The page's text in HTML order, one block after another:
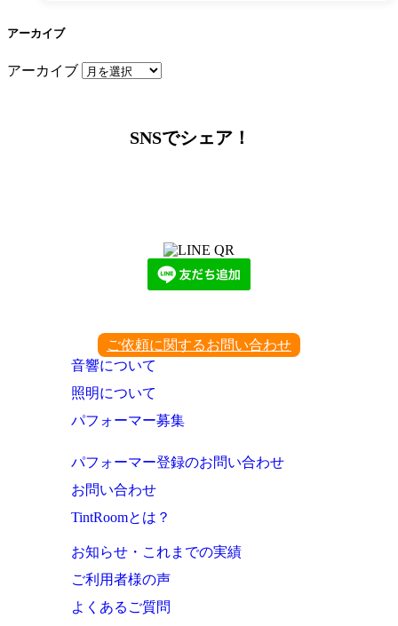
アーカイブ
アーカイブ
SNSでシェア！
ご依頼に関するお問い合わせ
音響について
照明について
パフォーマー募集
パフォーマー登録のお問い合わせ
お問い合わせ
TintRoomとは？
お知らせ・これまでの実績
ご利用者様の声
よくあるご質問